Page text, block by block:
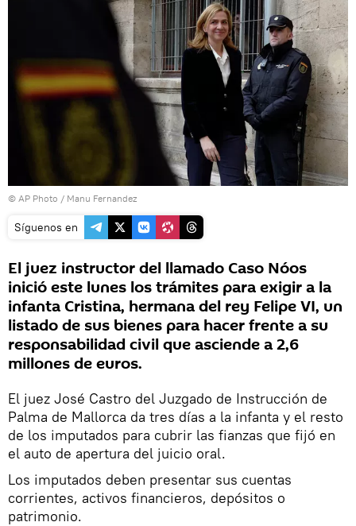
© AP Photo / Manu Fernandez
Síguenos en
El juez instructor del llamado Caso Nóos
inició este lunes los trámites para exigir a la
infanta Cristina, hermana del rey Felipe VI, un
listado de sus bienes para hacer frente a su
responsabilidad civil que asciende a 2,6
millones de euros.
El juez José Castro del Juzgado de Instrucción de
Palma de Mallorca da tres días a la infanta y el resto
de los imputados para cubrir las fianzas que fijó en
el auto de apertura del juicio oral.
Los imputados deben presentar sus cuentas
corrientes, activos financieros, depósitos o
patrimonio.